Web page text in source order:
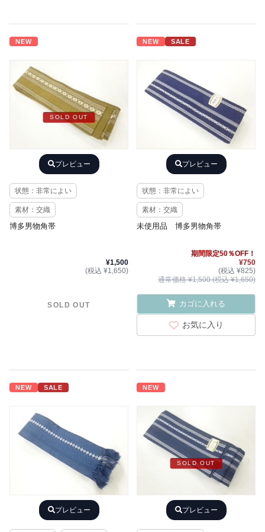
NEW
SOLD OUT
プレビュー
状態：非常によい
素材：交織
博多男物角帯
¥1,500
(税込 ¥1,650)
SOLD OUT
NEW SALE
プレビュー
状態：非常によい
素材：交織
未使用品 博多男物角帯
期間限定50％OFF！
¥750
(税込 ¥825)
通常価格 ¥1,500 (税込 ¥1,650)
カゴに入れる
お気に入り
NEW SALE
プレビュー
NEW
SOLD OUT
プレビュー